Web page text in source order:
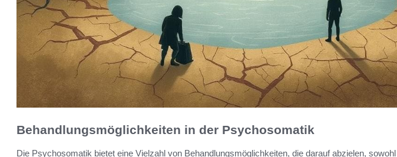
Behandlungsmöglichkeiten in der Psychosomatik
Die Psychosomatik bietet eine Vielzahl von Behandlungsmöglichkeiten, die darauf abzielen,